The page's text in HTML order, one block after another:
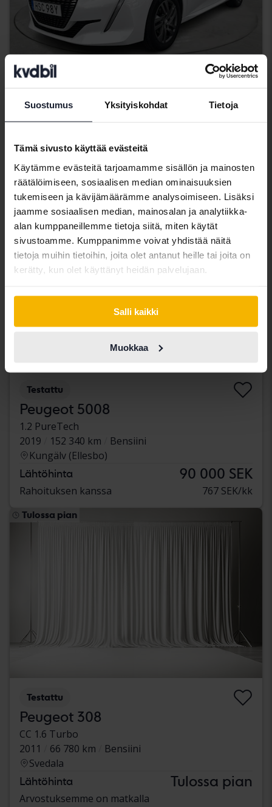
Suostumus Yksityiskohdat Tietoja
Tämä sivusto käyttää evästeitä
Käytämme evästeitä tarjoamamme sisällön ja mainosten
räätälöimiseen, sosiaalisen median ominaisuuksien
tukemiseen ja kävijämäärämme analysoimiseen. Lisäksi
jaamme sosiaalisen median, mainosalan ja analytiikka-
alan kumppaneillemme tietoja siitä, miten käytät
sivustoamme. Kumppanimme voivat yhdistää näitä
tietoja muihin tietoihin, joita olet antanut heille tai joita on
kerätty, kun olet käyttänyt heidän palvelujaan.
Salli kaikki
Muokkaa
Peugeot 208
1.2 PureTech 5dr
Linköping (Jägarvallen)
Johtava tarjous: 67 500 SEK
Rahoituksen kanssa 575 SEK/kk
Tänä iltana 17:05
Testattu
Peugeot 5008
1.2 PureTech
2019
152 340 km
Bensiini
Kungälv (Ellesbo)
Lähtöhinta 90 000 SEK
Rahoituksen kanssa 767 SEK/kk
Tulossa pian
Testattu
Peugeot 308
CC 1.6 Turbo
2011
66 780 km
Bensiini
Svedala
Lähtöhinta Tulossa pian
Arvostuksemme on matkalla